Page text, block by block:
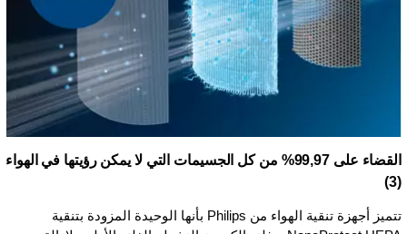
القضاء على 99,97% من كل الجسيمات التي لا يمكن رؤيتها في الهواء
(3)
تتميز أجهزة تنقية الهواء من Philips بأنها الوحيدة المزودة بتنقية